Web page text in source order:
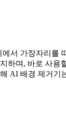
서 가장자리를
하며, 바로 사용
AI 배경 제거기